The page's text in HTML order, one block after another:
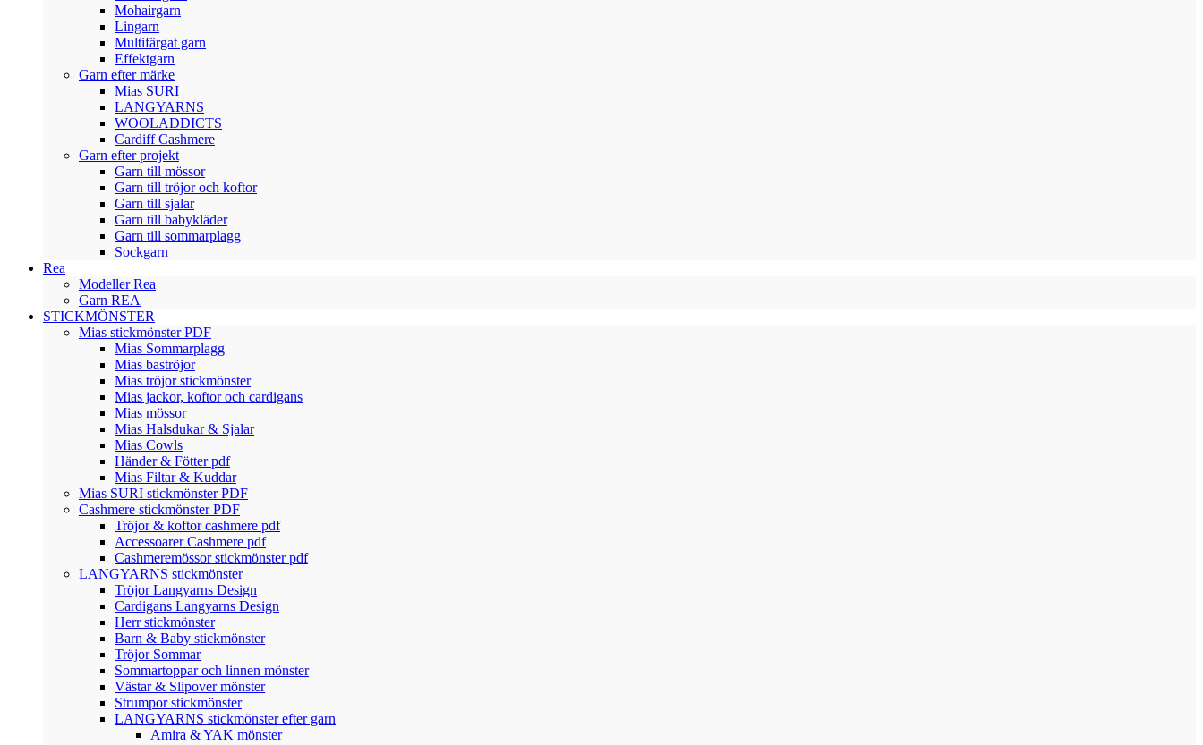
Mohairgarn
Lingarn
Multifärgat garn
Effektgarn
Garn efter märke
Mias SURI
LANGYARNS
WOOLADDICTS
Cardiff Cashmere
Garn efter projekt
Garn till mössor
Garn till tröjor och koftor
Garn till sjalar
Garn till babykläder
Garn till sommarplagg
Sockgarn
Rea
Modeller Rea
Garn REA
STICKMÖNSTER
Mias stickmönster PDF
Mias Sommarplagg
Mias baströjor
Mias tröjor stickmönster
Mias jackor, koftor och cardigans
Mias mössor
Mias Halsdukar & Sjalar
Mias Cowls
Händer & Fötter pdf
Mias Filtar & Kuddar
Mias SURI stickmönster PDF
Cashmere stickmönster PDF
Tröjor & koftor cashmere pdf
Accessoarer Cashmere pdf
Cashmeremössor stickmönster pdf
LANGYARNS stickmönster
Tröjor Langyarns Design
Cardigans Langyarns Design
Herr stickmönster
Barn & Baby stickmönster
Tröjor Sommar
Sommartoppar och linnen mönster
Västar & Slipover mönster
Strumpor stickmönster
LANGYARNS stickmönster efter garn
Amira & YAK mönster